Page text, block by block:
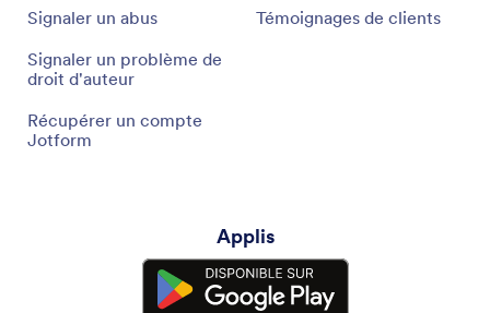
Signaler un abus
Signaler un problème de
droit d'auteur
Récupérer un compte
Jotform
Témoignages de clients
Applis